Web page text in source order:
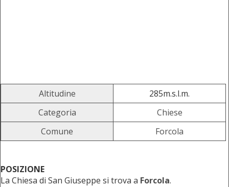
Altitudine
285m.s.l.m.
Categoria
Chiese
Comune
Forcola
POSIZIONE
La Chiesa di San Giuseppe si trova a Forcola.